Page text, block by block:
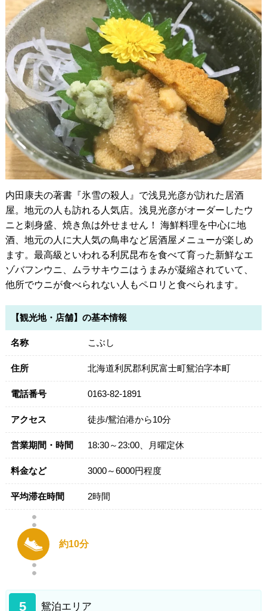
内田康夫の著書『氷雪の殺人』で浅見光彦が訪れた居酒
屋。地元の人も訪れる人気店。浅見光彦がオーダーしたウ
ニと刺身盛、焼き魚は外せません！ 海鮮料理を中心に地
酒、地元の人に大人気の鳥串など居酒屋メニューが楽しめ
ます。最高級といわれる利尻昆布を食べて育った新鮮なエ
ゾバフンウニ、ムラサキウニはうまみが凝縮されていて、
他所でウニが食べられない人もペロリと食べられます。
【観光地・店舗】の基本情報
名称 こぶし
住所 北海道利尻郡利尻富士町鴛泊字本町
電話番号 0163-82-1891
アクセス 徒歩/鴛泊港から10分
営業期間・時間 18:30～23:00、月曜定休
料金など 3000～6000円程度
平均滞在時間 2時間
約10分
5 鴛泊エリア